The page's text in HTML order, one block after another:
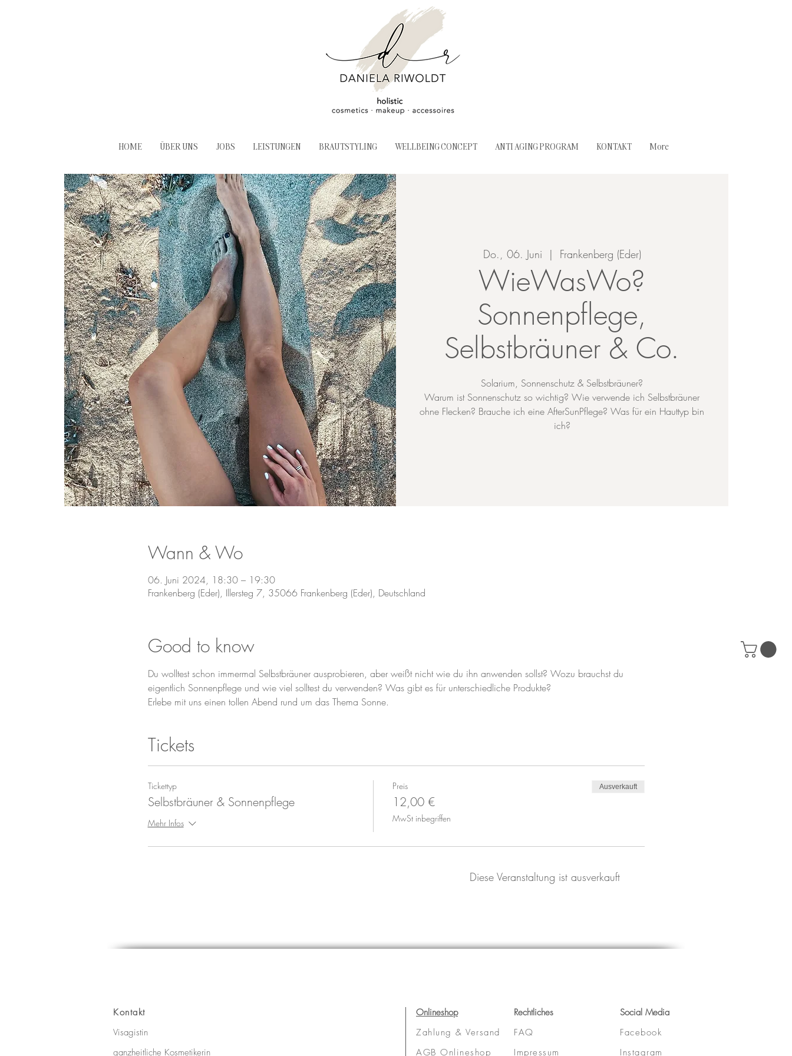
Do., 06. Juni
  |
Frankenberg (Eder)
WieWasWo?
Sonnenpflege,
Selbstbräuner & Co.
Solarium, Sonnenschutz & Selbstbräuner?
Warum ist Sonnenschutz so wichtig? Wie verwende ich Selbstbräuner
ohne Flecken? Brauche ich eine AfterSunPflege? Was für ein Hauttyp bin
ich?
Wann & Wo
06. Juni 2024, 18:30 – 19:30
Frankenberg (Eder), Illersteg 7, 35066 Frankenberg (Eder), Deutschland
Good to know
Du wolltest schon immermal Selbstbräuner ausprobieren, aber weißt nicht wie du ihn anwenden sollst? Wozu brauchst du
eigentlich Sonnenpflege und wie viel solltest du verwenden? Was gibt es für unterschiedliche Produkte?
Erlebe mit uns einen tollen Abend rund um das Thema Sonne.
Tickets
Tickettyp
Selbstbräuner & Sonnenpflege
Mehr Infos
Preis
12,00 €
MwSt inbegriffen
Ausverkauft
Diese Veranstaltung ist ausverkauft
HOME ÜBER UNS JOBS LEISTUNGEN BRAUTSTYLING WELLBEING CONCEPT ANTI AGING PROGRAM KONTAKT More
Kontakt
Visagistin
ganzheitliche Kosmetikerin
Onlineshop
Zahlung & Versand
AGB Onlineshop
Rechtliches
FAQ
Impressum
Social Media
Facebook
Instagram